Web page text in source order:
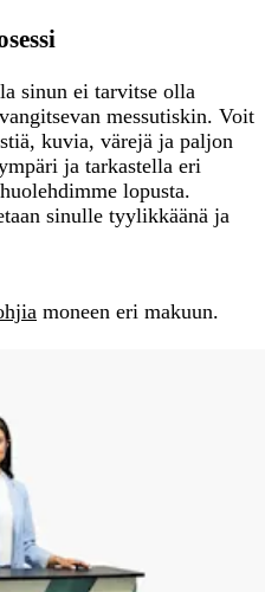
sinun ei tarvitse olla
messutiskin. Voit
kuvia, värejä ja paljon
ja tarkastella eri
lopusta.
sinulle tyylikkäänä ja
moneen eri makuun.